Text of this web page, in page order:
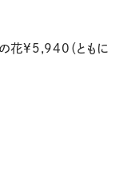
花¥5,940（ともに